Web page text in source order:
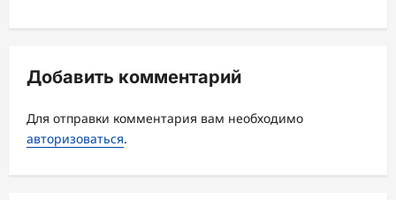
я
з
а
п
и
Добавить комментарий
Для отправки комментария вам необходимо
авторизоваться.